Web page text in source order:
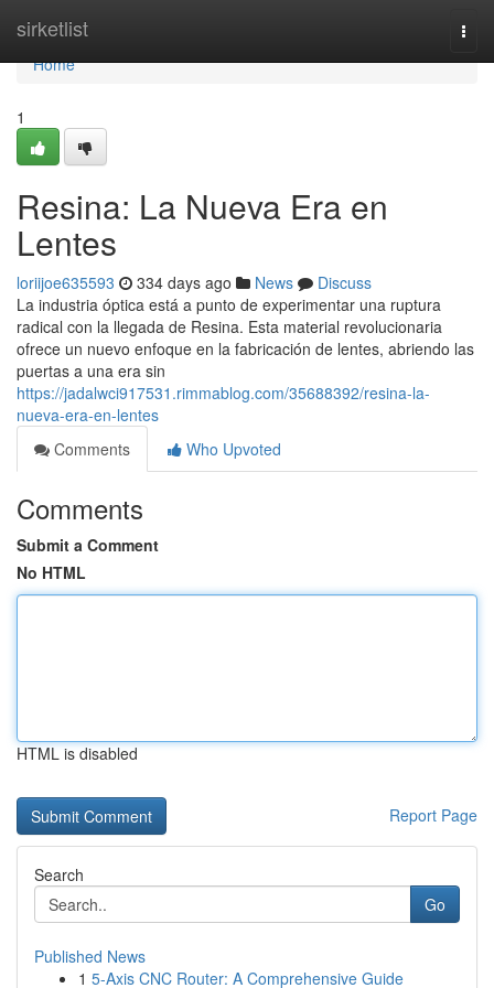
sirketlist
Home
Home
1
Resina: La Nueva Era en
Lentes
loriijoe635593 334 days ago News
Discuss
La industria óptica está a punto de experimentar una ruptura
radical con la llegada de Resina. Esta material revolucionaria
ofrece un nuevo enfoque en la fabricación de lentes, abriendo las
puertas a una era sin
https://jadalwci917531.rimmablog.com/35688392/resina-la-
nueva-era-en-lentes
Comments
Who Upvoted
Comments
Submit a Comment
No HTML
HTML is disabled
Report Page
Search
Go
Published News
1 5-Axis CNC Router: A Comprehensive Guide